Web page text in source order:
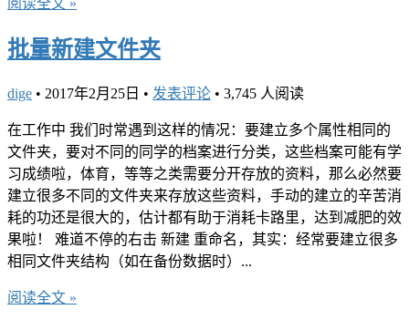
阅读全文 »
批量新建文件夹
dige • 2017年2月25日 • 发表评论 • 3,745 人阅读
在工作中 我们时常遇到这样的情况：要建立多个属性相同的
文件夹，要对不同的同学的档案进行分类，这些档案可能有学
习成绩啦，体育，等等之类需要分开存放的资料，那么必然要
建立很多不同的文件夹来存放这些资料，手动的建立的辛苦消
耗的功还是很大的，估计都有助于消耗卡路里，达到减肥的效
果啦！ 难道不停的右击 新建 重命名，其实：经常要建立很多
相同文件夹结构（如在备份数据时）...
阅读全文 »